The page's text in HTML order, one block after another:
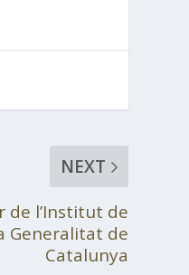
NEXT
de l’Institut de
Generalitat de
Catalunya